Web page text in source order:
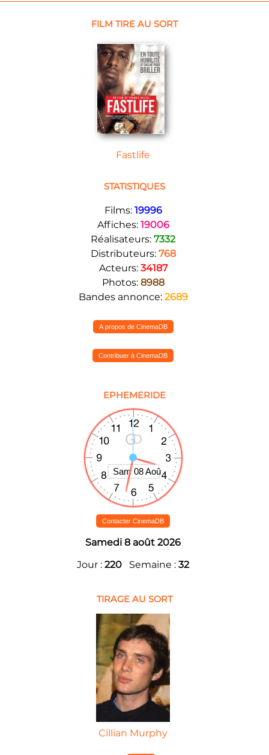
FILM TIRE AU SORT
Fastlife
STATISTIQUES
Films: 19996
Affiches: 19006
Réalisateurs: 7332
Distributeurs: 768
Acteurs: 34187
Photos: 8988
Bandes annonce: 2689
A propos de CinemaDB
Contribuer à CinemaDB
EPHEMERIDE
Contacter CinemaDB
Samedi 8 août 2026
Jour : 220 Semaine : 32
TIRAGE AU SORT
Cillian Murphy